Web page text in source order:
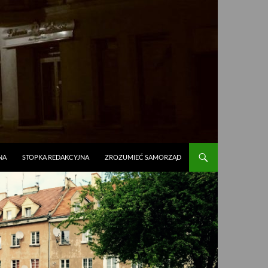
STOPKA REDAKCYJNA ZROZUMIEĆ SAMORZĄD